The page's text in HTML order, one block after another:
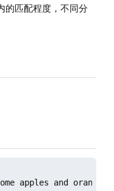
的匹配程度，不同分
apples and